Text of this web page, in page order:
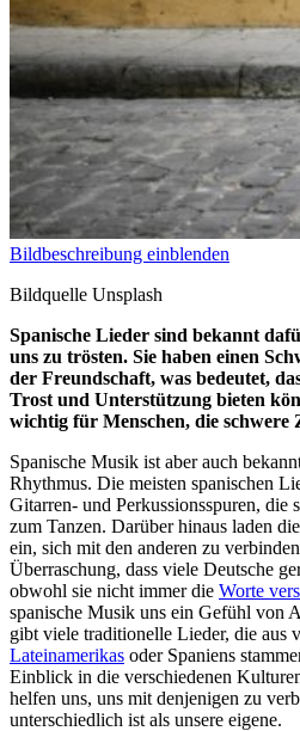
Bildbeschreibung einblenden
Bildquelle Unsplash
Spanische Lieder sind bekannt
uns zu trösten. Sie haben einen
der Freundschaft, was bedeutet,
Trost und Unterstützung bieten
wichtig für Menschen, die schwere
Spanische Musik ist aber auch
Rhythmus. Die meisten spanischen
Gitarren- und Perkussionsspuren,
zum Tanzen. Darüber hinaus laden
ein, sich mit den anderen zu
Überraschung, dass viele Deutsche
obwohl sie nicht immer die Worte
spanische Musik uns ein Gefühl von
gibt viele traditionelle Lieder, die aus
Lateinamerikas oder Spaniens
Einblick in die verschiedenen
helfen uns, uns mit denjenigen zu
unterschiedlich ist als unsere eigene.